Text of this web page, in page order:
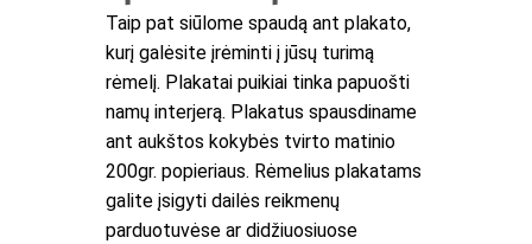
Taip pat siūlome spaudą ant plakato,
kurį galėsite įrėminti į jūsų turimą
rėmelį. Plakatai puikiai tinka papuošti
namų interjerą. Plakatus spausdiname
ant aukštos kokybės tvirto matinio
200gr. popieriaus. Rėmelius plakatams
galite įsigyti dailės reikmenų
parduotuvėse ar didžiuosiuose